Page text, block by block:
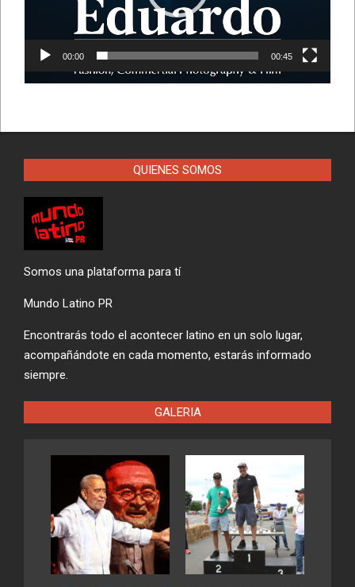
00:00 00:45
QUIENES SOMOS
Somos una plataforma para tí
Mundo Latino PR
Encontrarás todo el acontecer latino en un solo lugar,
acompañándote en cada momento, estarás informado
siempre.
GALERIA